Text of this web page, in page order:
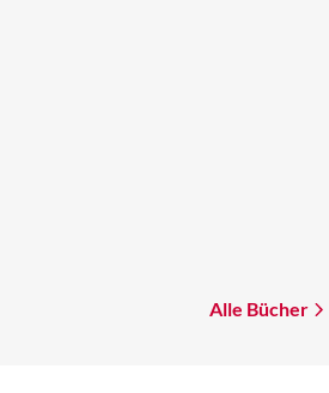
Alle Bücher